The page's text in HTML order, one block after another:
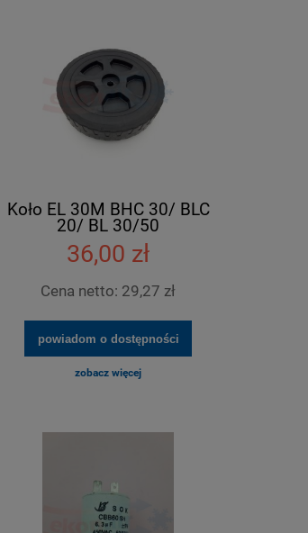
Koło EL 30M BHC 30/ BLC
20/ BL 30/50
36,00 zł
Cena netto: 29,27 zł
powiadom o dostępności
zobacz więcej